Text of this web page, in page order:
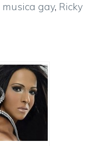
musica gay, Ricky